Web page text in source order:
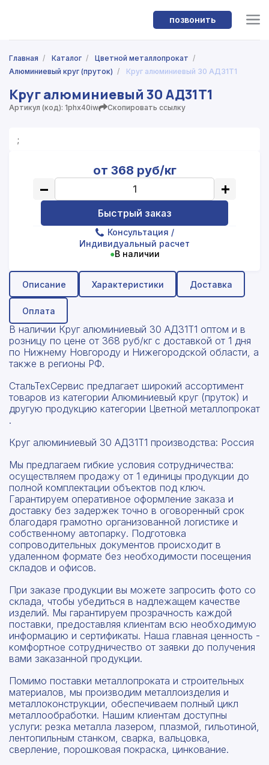
позвонить
Главная / Каталог / Цветной металлопрокат /
Алюминиевый круг (пруток) / Круг алюминиевый 30 АД31Т1
Круг алюминиевый 30 АД31Т1
Артикул (код): 1phx40iw Скопировать ссылку
;
от 368 руб/кг
− +
Быстрый заказ
Консультация /
Индивидуальный расчет
●В наличии
Описание Характеристики Доставка
Оплата
В наличии Круг алюминиевый 30 АД31Т1 оптом и в
розницу по цене от 368 руб/кг с доставкой от 1 дня
по Нижнему Новгороду и Нижегородской области, а
также в регионы РФ.
СтальТехСервис предлагает широкий ассортимент
товаров из категории Алюминиевый круг (пруток) и
другую продукцию категории Цветной металлопрокат
.
Круг алюминиевый 30 АД31Т1 производства: Россия
Мы предлагаем гибкие условия сотрудничества:
осуществляем продажу от 1 единицы продукции до
полной комплектации объектов под ключ.
Гарантируем оперативное оформление заказа и
доставку без задержек точно в оговоренный срок
благодаря грамотно организованной логистике и
собственному автопарку. Подготовка
сопроводительных документов происходит в
удаленном формате без необходимости посещения
складов и офисов.
При заказе продукции вы можете запросить фото со
склада, чтобы убедиться в надлежащем качестве
изделий. Мы гарантируем прозрачность каждой
поставки, предоставляя клиентам всю необходимую
информацию и сертификаты. Наша главная ценность -
комфортное сотрудничество от заявки до получения
вами заказанной продукции.
Помимо поставки металлопроката и строительных
материалов, мы производим металлоизделия и
металлоконструкции, обеспечиваем полный цикл
металлообработки. Нашим клиентам доступны
услуги: резка металла лазером, плазмой, гильотиной,
лентопильным станком, сварка, вальцовка,
сверление, порошковая покраска, цинкование.